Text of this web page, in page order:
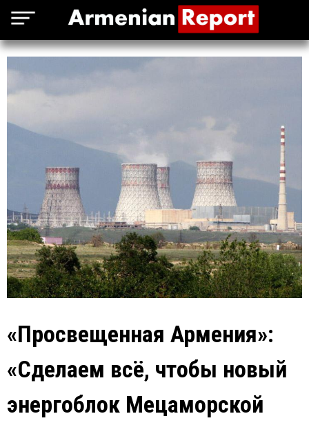
«Просвещенная Армения»:
«Сделаем всё, чтобы новый
энергоблок Мецаморской